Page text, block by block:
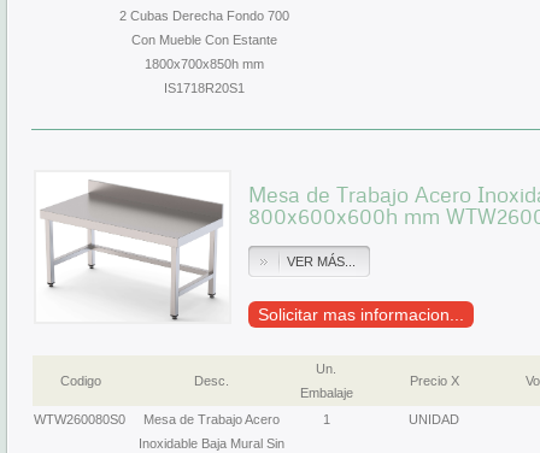
2 Cubas Derecha Fondo 700
Con Mueble Con Estante
1800x700x850h mm
IS1718R20S1
Mesa de Trabajo Acero
800x600x600h mm
VER MÁS...
Solicitar mas informacion...
Codigo Desc.
Un.
Embalaje
Precio X
WTW260080S0
Mesa de Trabajo Acero
Inoxidable Baja Mural Sin
1 UNIDAD